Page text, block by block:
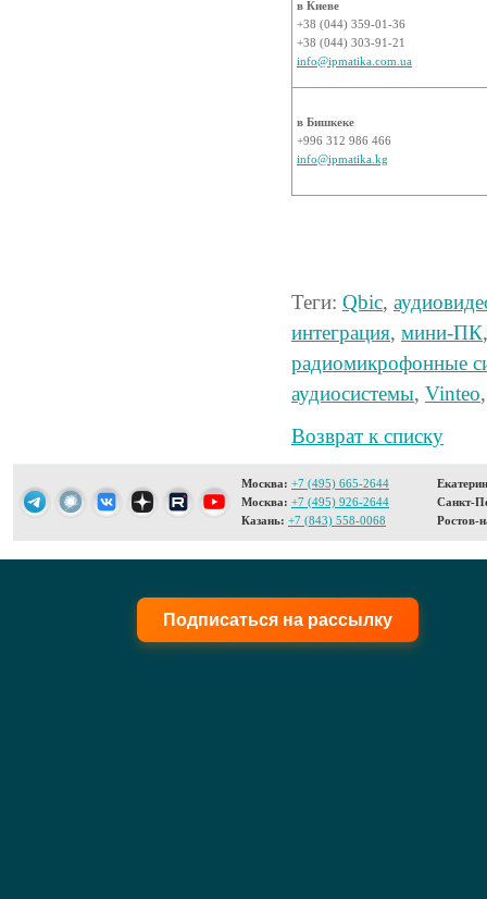
в Киеве
+38 (044) 359-01-36
+38 (044) 303-91-21
info@ipmatika.com.ua
в Бишкеке
+996 312 986 466
info@ipmatika.kg
Теги: Qbic,
интеграция, мини-ПК
радиомикрофонные
аудиосистемы, Vinteo
Возврат к списку
Москва: +7 (495) 665-2644
Москва: +7 (495) 926-2644
Казань: +7 (843) 558-0068
Санкт-
Ростов-
Подписаться на рассылку